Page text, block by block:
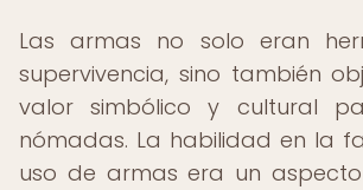
Las armas no solo eran
supervivencia, sino también
valor simbólico y cultural
nómadas. La habilidad en la
uso de armas era un